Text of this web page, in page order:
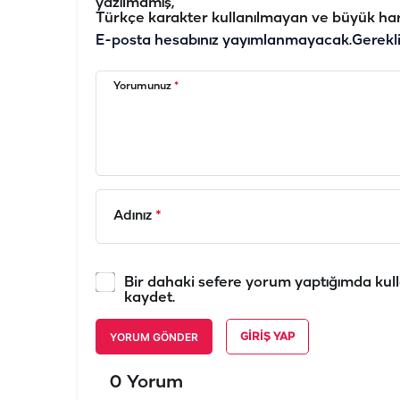
Türkçe karakter kullanılmayan ve büyük
E-posta hesabınız yayımlanmayacak.
Yorumunuz *
Adınız *
Bir dahaki sefere yorum yaptığımda
kaydet.
YORUM GÖNDER GIRIŞ YAP
0 Yorum